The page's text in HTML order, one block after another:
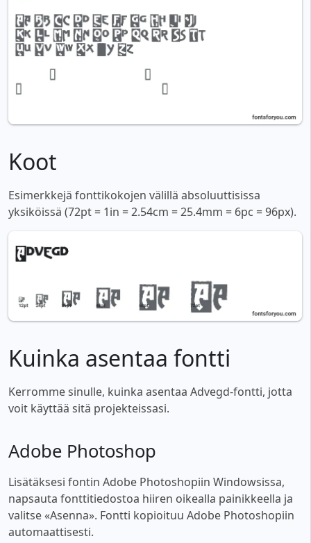
Koot
Esimerkkejä fonttikokojen välillä absoluuttisissa
yksiköissä (72pt = 1in = 2.54cm = 25.4mm = 6pc = 96px).
Kuinka asentaa fontti
Kerromme sinulle, kuinka asentaa Advegd-fontti, jotta
voit käyttää sitä projekteissasi.
Adobe Photoshop
Lisätäksesi fontin Adobe Photoshopiin Windowsissa,
napsauta fonttitiedostoa hiiren oikealla painikkeella ja
valitse «Asenna». Fontti kopioituu Adobe Photoshopiin
automaattisesti.